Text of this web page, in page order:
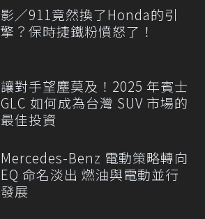
影／911竟然換了Honda的引
擎？保時捷鐵粉憤怒了！
讓對手望塵莫及！2025 年賓士
GLC 如何成為台灣 SUV 市場的
最佳投資
Mercedes-Benz 電動策略轉向
EQ 命名淡出 燃油與電動並行
發展